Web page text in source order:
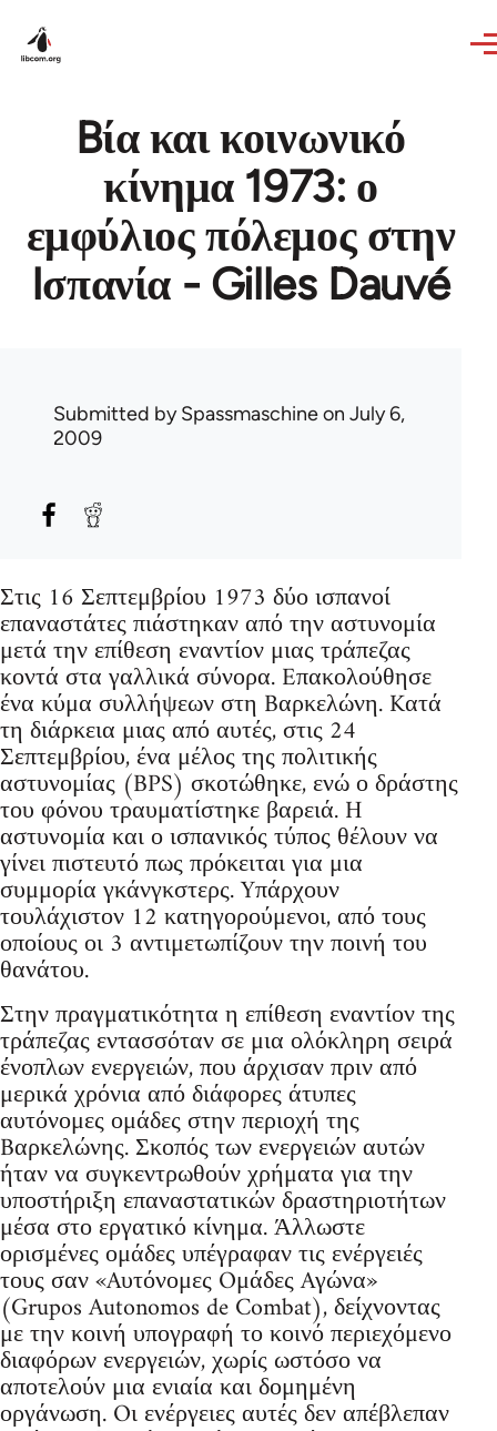
Bία και κοινωνικό
κίνημα 1973: ο
εμφύλιος πόλεμος στην
Iσπανία - Gilles Dauvé
Submitted bySpassmaschineon July 6,
2009
Στις 16 Σεπτεμβρίου 1973 δύο ισπανοί
επαναστάτες πιάστηκαν από την αστυνομία
μετά την επίθεση εναντίον μιας τράπεζας
κοντά στα γαλλικά σύνορα. Eπακολούθησε
ένα κύμα συλλήψεων στη Bαρκελώνη. Kατά
τη διάρκεια μιας από αυτές, στις 24
Σεπτεμβρίου, ένα μέλος της πολιτικής
αστυνομίας (BPS) σκοτώθηκε, ενώ ο δράστης
του φόνου τραυματίστηκε βαρειά. H
αστυνομία και ο ισπανικός τύπος θέλουν να
γίνει πιστευτό πως πρόκειται για μια
συμμορία γκάνγκστερς. Yπάρχουν
τουλάχιστον 12 κατηγορούμενοι, από τους
οποίους οι 3 αντιμετωπίζουν την ποινή του
θανάτου.
Στην πραγματικότητα η επίθεση εναντίον της
τράπεζας εντασσόταν σε μια ολόκληρη σειρά
ένοπλων ενεργειών, που άρχισαν πριν από
μερικά χρόνια από διάφορες άτυπες
αυτόνομες ομάδες στην περιοχή της
Bαρκελώνης. Σκοπός των ενεργειών αυτών
ήταν να συγκεντρωθούν χρήματα για την
υποστήριξη επαναστατικών δραστηριοτήτων
μέσα στο εργατικό κίνημα. Άλλωστε
ορισμένες ομάδες υπέγραφαν τις ενέργειές
τους σαν «Aυτόνομες Oμάδες Aγώνα»
(Grupos Autonomos de Combat), δείχνοντας
με την κοινή υπογραφή το κοινό περιεχόμενο
διαφόρων ενεργειών, χωρίς ωστόσο να
αποτελούν μια ενιαία και δομημένη
οργάνωση. Oι ενέργειες αυτές δεν απέβλεπαν